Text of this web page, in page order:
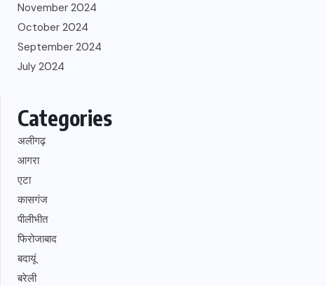
November 2024
October 2024
September 2024
July 2024
Categories
अलीगढ़
आगरा
एटा
कासगंज
पीलीभीत
फिरोजाबाद
बदायूं
बरेली